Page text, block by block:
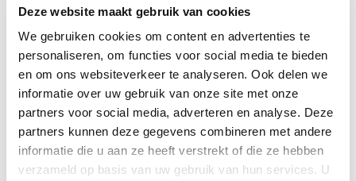
Deze website maakt gebruik van cookies
We gebruiken cookies om content en advertenties te
personaliseren, om functies voor social media te bieden
en om ons websiteverkeer te analyseren. Ook delen we
informatie over uw gebruik van onze site met onze
partners voor social media, adverteren en analyse. Deze
partners kunnen deze gegevens combineren met andere
informatie die u aan ze heeft verstrekt of die ze hebben
verzameld op basis van uw gebruik van hun services. U